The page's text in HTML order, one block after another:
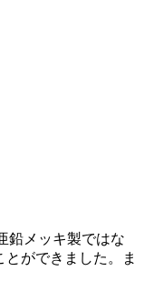
鉛メッキ製ではな
ができました。ま